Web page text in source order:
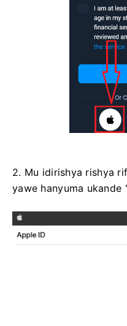
2. Mu idirishya rishya
yawe hanyuma ukande